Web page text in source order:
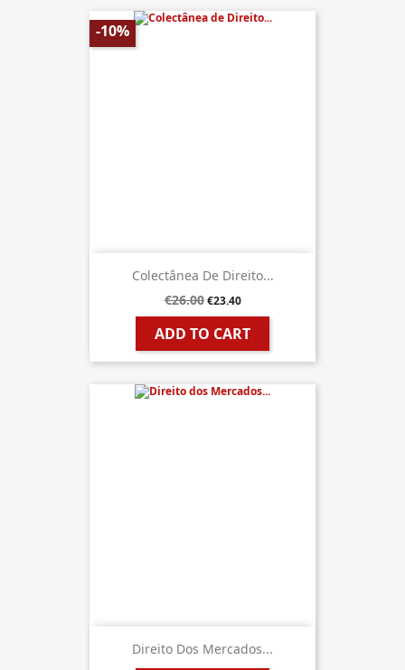
Colectânea De Direito...
€26.00 €23.40
ADD TO CART
-10%
Direito Dos Mercados...